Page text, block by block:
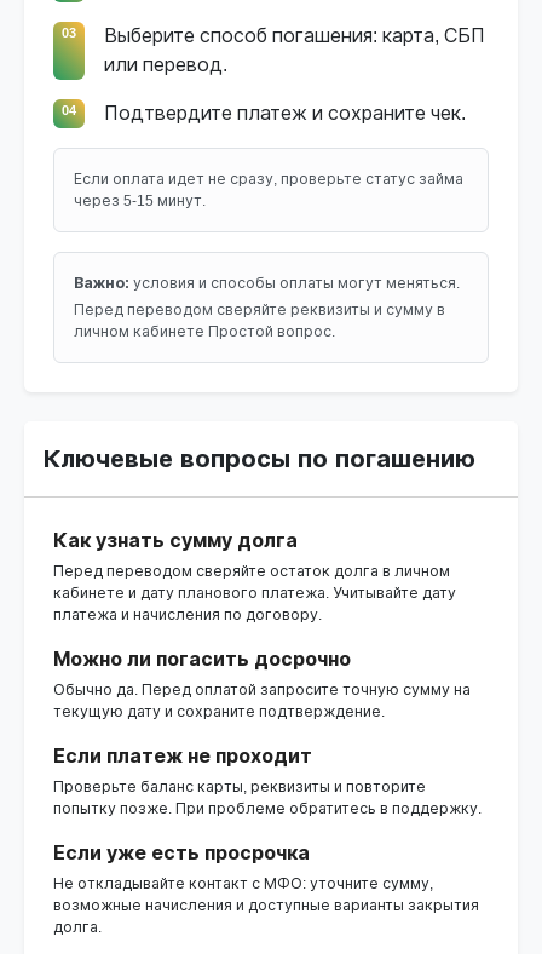
03
Выберите способ погашения: карта, СБП
или перевод.
04 Подтвердите платеж и сохраните чек.
Если оплата идет не сразу, проверьте статус займа
через 5-15 минут.
Важно: условия и способы оплаты могут меняться.
Перед переводом сверяйте реквизиты и сумму в
личном кабинете Простой вопрос.
Ключевые вопросы по погашению
Как узнать сумму долга
Перед переводом сверяйте остаток долга в личном
кабинете и дату планового платежа. Учитывайте дату
платежа и начисления по договору.
Можно ли погасить досрочно
Обычно да. Перед оплатой запросите точную сумму на
текущую дату и сохраните подтверждение.
Если платеж не проходит
Проверьте баланс карты, реквизиты и повторите
попытку позже. При проблеме обратитесь в поддержку.
Если уже есть просрочка
Не откладывайте контакт с МФО: уточните сумму,
возможные начисления и доступные варианты закрытия
долга.